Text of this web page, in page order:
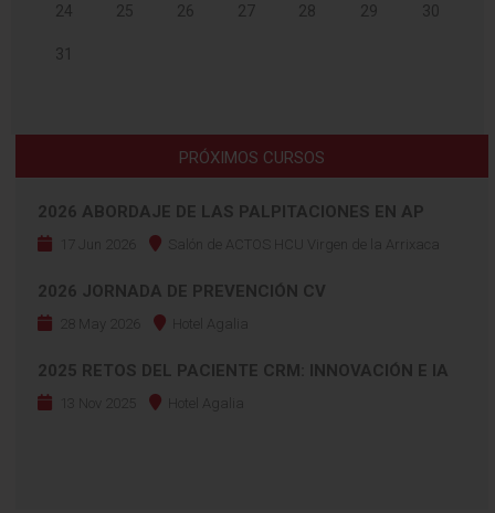
24 25 26 27 28 29 30
31
PRÓXIMOS CURSOS
2026 ABORDAJE DE LAS PALPITACIONES EN AP
17 Jun 2026 Salón de ACTOS HCU Virgen de la Arrixaca
2026 JORNADA DE PREVENCIÓN CV
28 May 2026 Hotel Agalia
2025 RETOS DEL PACIENTE CRM: INNOVACIÓN E IA
Hotel Agalia